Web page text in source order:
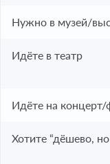
Нужно в музей/
Идёте в театр
Идёте на концерт/
Хотите “дёшево,